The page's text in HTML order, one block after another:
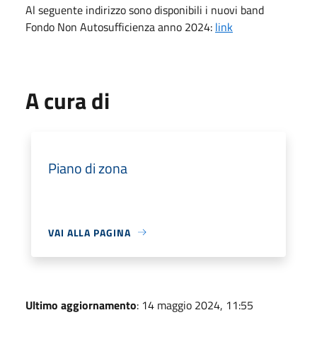
Al seguente indirizzo sono disponibili i nuovi band
Fondo Non Autosufficienza anno 2024: link
A cura di
Piano di zona
VAI ALLA PAGINA
Ultimo aggiornamento: 14 maggio 2024, 11:55